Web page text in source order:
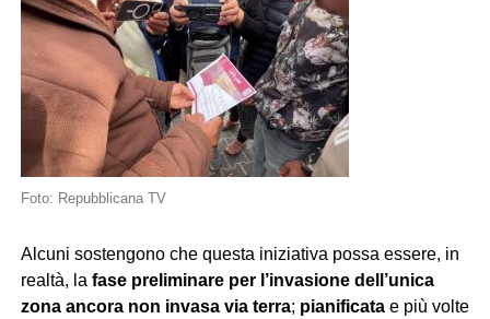
Foto: Repubblicana TV
Alcuni sostengono che questa iniziativa possa essere, in
realtà, la fase preliminare per l’invasione dell’unica
zona ancora non invasa via terra; pianificatae più volte